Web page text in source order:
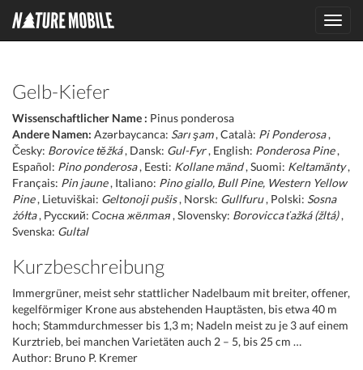
Gelb-Kiefer
Wissenschaftlicher Name : Pinus ponderosa
Andere Namen: Azərbaycanca: Sarı şam, Català: Pi Ponderosa,
Česky: Borovice těžká, Dansk: Gul-Fyr, English: Ponderosa Pine,
Español: Pino ponderosa, Eesti: Kollane mänd, Suomi: Keltamänty,
Français: Pin jaune, Italiano: Pino giallo, Bull Pine, Western Yellow
Pine, Lietuviškai: Geltonoji pušis, Norsk: Gullfuru, Polski: Sosna
żółta, Русский: Сосна жёлтая , Slovensky: Borovicca ťažká (žltá),
Svenska: Gultal
Kurzbeschreibung
Immergrüner, meist sehr stattlicher Nadelbaum mit breiter, offener,
kegelförmiger Krone aus abstehenden Hauptästen, bis etwa 40 m
hoch; Stammdurchmesser bis 1,3 m; Nadeln meist zu je 3 auf einem
Kurztrieb, bei manchen Varietäten auch 2 – 5, bis 25 cm …
Author: Bruno P. Kremer